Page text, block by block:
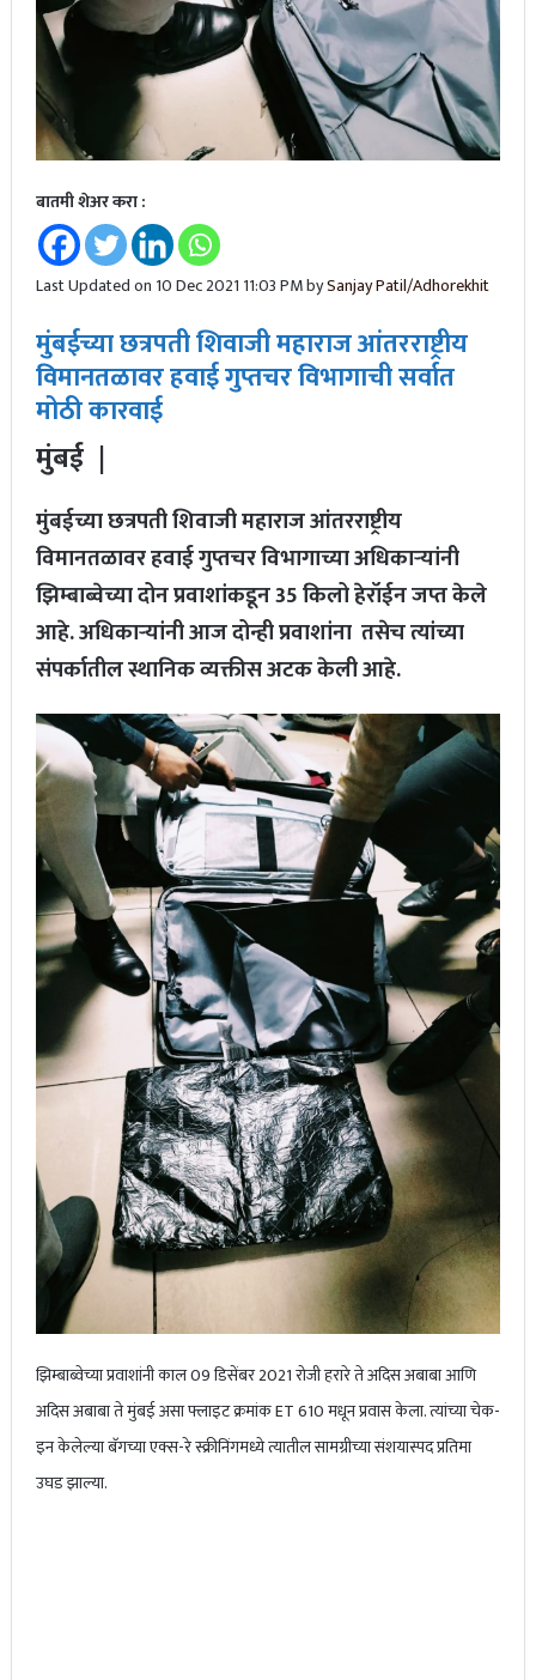
बातमी शेअर करा :
Last Updated on 10 Dec 2021 11:03 PM bySanjay Patil/Adhorekhit
मुंबईच्या छत्रपती शिवाजी महाराज आंतरराष्ट्रीय
विमानतळावर हवाई गुप्तचर विभागाची सर्वात
मोठी कारवाई
मुंबई |
मुंबईच्या छत्रपती शिवाजी महाराज आंतरराष्ट्रीय
विमानतळावर हवाई गुप्तचर विभागाच्या अधिकाऱ्यांनी
झिम्बाब्वेच्या दोन प्रवाशांकडून 35 किलो हेरॉईन जप्त केले
आहे. अधिकाऱ्यांनी आज दोन्ही प्रवाशांना तसेच त्यांच्या
संपर्कातील स्थानिक व्यक्तीस अटक केली आहे.
झिम्बाब्वेच्या प्रवाशांनी काल 09 डिसेंबर 2021 रोजी हरारे ते अदिस अबाबा आणि
अदिस अबाबा ते मुंबई असा फ्लाइट क्रमांक ET 610 मधून प्रवास केला. त्यांच्या चेक-
इन केलेल्या बॅगच्या एक्स-रे स्क्रीनिंगमध्ये त्यातील सामग्रीच्या संशयास्पद प्रतिमा
उघड झाल्या.